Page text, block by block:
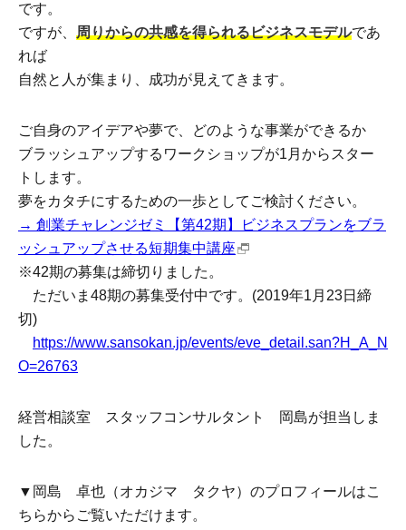
です。
ですが、 周りからの共感を得られるビジネスモデルであ
れば
自然と人が集まり、成功が見えてきます。
ご自身のアイデアや夢で、どのような事業ができるか
ブラッシュアップするワークショップが1月からスター
トします。
夢をカタチにするための一歩としてご検討ください。
→ 創業チャレンジゼミ【第42期】ビジネスプランをブラ
ッシュアップさせる短期集中講座
※42期の募集は締切りました。
ただいま48期の募集受付中です。(2019年1月23日締
切)
https://www.sansokan.jp/events/eve_detail.san?H_A_N
O=26763
経営相談室 スタッフコンサルタント 岡島が担当しま
した。
▼岡島 卓也（オカジマ タクヤ）のプロフィールはこ
ちらからご覧いただけます。